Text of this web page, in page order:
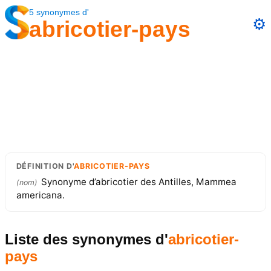
5synonymes d'
abricotier-pays ⚙️
DÉFINITION D'ABRICOTIER-PAYS
(nom) Synonyme d’abricotier des Antilles, Mammea
americana.
Liste des synonymes d'abricotier-
pays